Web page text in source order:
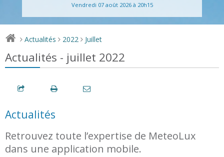
Vendredi 07 août 2026 à 20h15
> Actualités > 2022 > Juillet
Actualités - juillet 2022
Actualités
Retrouvez toute l’expertise de MeteoLux
dans une application mobile.